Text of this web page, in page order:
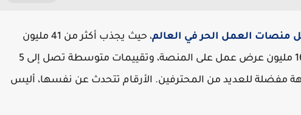
منصات العمل الحر في العالم
، حيث يجذب أكثر من 41 مليون
مستخدم حول العالم مع وجود ما يزيد عن 16 مليون عرض عمل على المنصة، وتقييمات متوسطة تصل إلى 5
مفضلة للعديد من المحترفين. الأرقام تتحدث عن نفسها، أليس